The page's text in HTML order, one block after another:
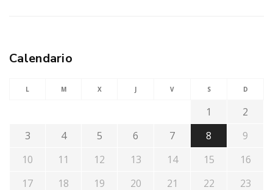
Calendario
L M X J V S D
1
2
3
4 5 6 7 8
9
10
11 12 13 14 15
16
17
18 19 20 21 22 23